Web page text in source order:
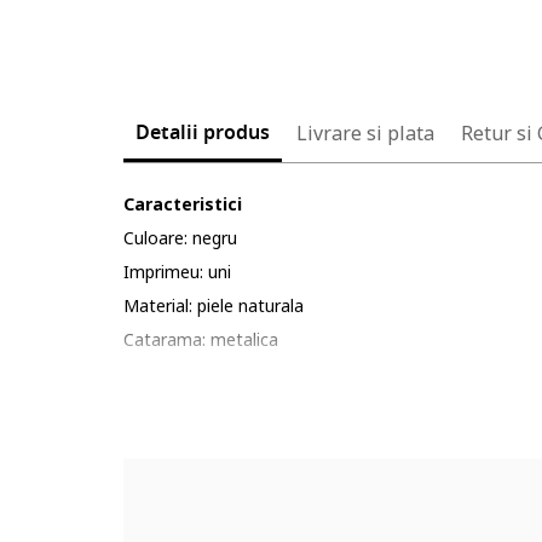
Detalii produs Livrare si plata Retur si
Caracteristici
Culoare: negru
Imprimeu: uni
Material: piele naturala
Catarama: metalica